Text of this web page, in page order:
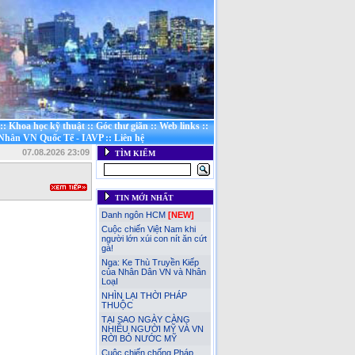
Khoa học kỹ thuật::Góc thư giãn::Web links::
VN Quốc Tế - IAVP::Liên hệ
07.08.2026 23:09 TÌM KIẾM
TIN MỚI NHẤT
Danh ngôn HCM [NEW]
Cuộc chiến Việt Nam khi
người lớn xúi con nít ăn cứt
gà!
Nga: Ke Thù Truyền Kiếp
của Nhân Dân VN và Nhân
LoạI
NHÌN LẠI THỜI PHÁP
THUỘC
TẠI SAO NGÀY CÀNG
NHIỀU NGƯỜI MỸ VÀ VN
RỜI BỎ NƯỚC MỸ
Cuộc chiến chống Pháp